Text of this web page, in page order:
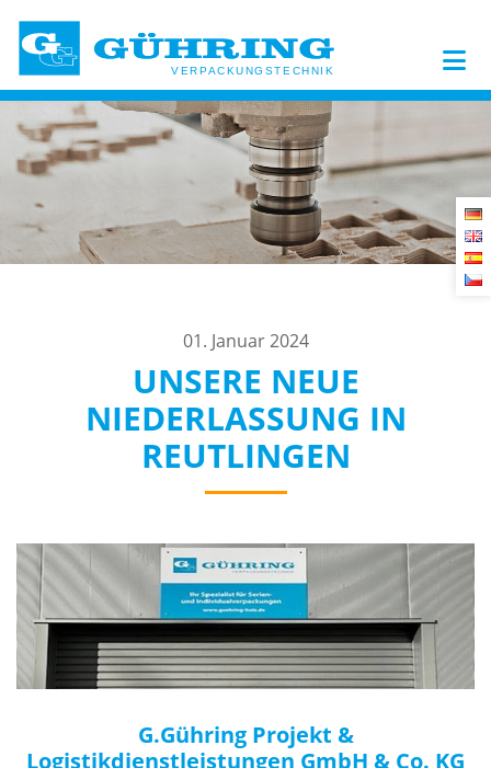
01. Januar 2024
UNSERE NEUE
NIEDERLASSUNG IN
REUTLINGEN
G.Gühring Projekt &
Logistikdienstleistungen GmbH & Co. KG